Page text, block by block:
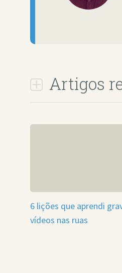
Artigos
6 lições que aprendi
vídeos nas ruas